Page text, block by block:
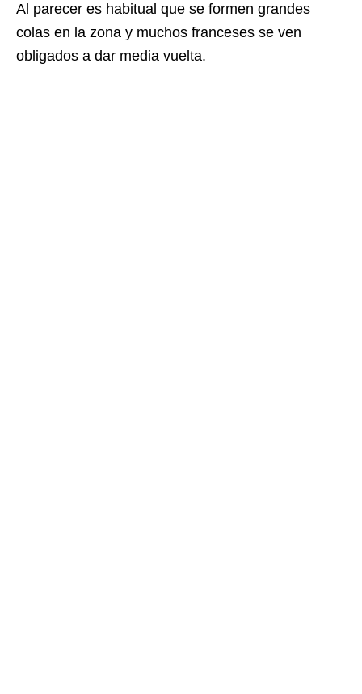
Al parecer es habitual que se formen grandes
colas en la zona y muchos franceses se ven
obligados a dar media vuelta.